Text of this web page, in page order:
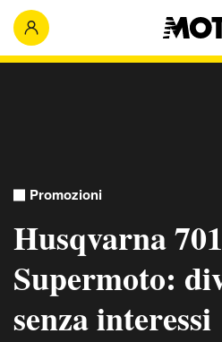
Promozioni
Husqvarna 701
Supermoto:
senza interessi